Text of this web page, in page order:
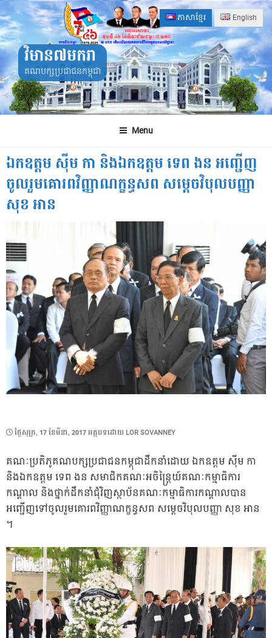
Skip
to
content
ភាសាខ្មែរ English
វិមាន៧មករា
គណបក្សប្រជាជនកម្ពុជា
Menu
ឯកឧត្តម ស៊ីម កា និងឯកឧត្តម ទេព ងន អញ្ជើញ
ចូលរួមគោរពវិញ្ញាណក្ខន្ធសព សម្តេចវិបុលបញ្ញា
សុខ អាន
POSTED
ថ្ងៃ​សុក្រ, 17 ខែ​មីនា, 2017អត្ថបទដោយ LOR SOVANNEY
គណៈប្រតិភូគណបក្សប្រជាជនកម្ពុជាដឹកនាំដោយ ឯកឧត្តម ស៊ីម កា
និងឯកឧត្តម ទេព ងន សមាជិកគណៈអចិន្ត្រៃយ៍គណៈកម្មាធិការ
កណ្តាល និងថ្នាក់ដឹកនាំជុំវិញស្ថាប័នគណៈកម្មាធិការកណ្តាលបាន
អញ្ជើញទៅចូលរួមគោរពវិញ្ញាណក្ខន្ធសព សម្តេចវិបុលបញ្ញា សុខ អាន
។